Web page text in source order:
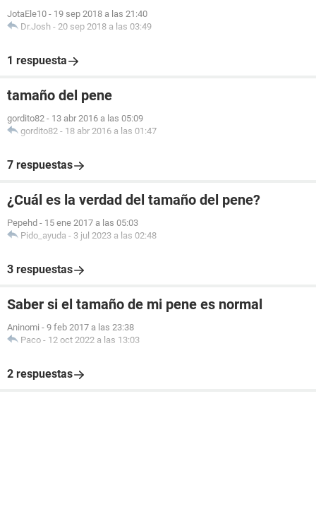
JotaEle10 - 19 sep 2018 a las 21:40
Dr.Josh - 20 sep 2018 a las 03:49
1 respuesta
tamaño del pene
gordito82 - 13 abr 2016 a las 05:09
gordito82 - 18 abr 2016 a las 01:47
7 respuestas
¿Cuál es la verdad del tamaño del pene?
Pepehd - 15 ene 2017 a las 05:03
Pido_ayuda - 3 jul 2023 a las 02:48
3 respuestas
Saber si el tamaño de mi pene es normal
Aninomi - 9 feb 2017 a las 23:38
Paco - 12 oct 2022 a las 13:03
2 respuestas